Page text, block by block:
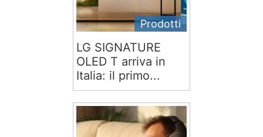
Prodotti
LG SIGNATURE
OLED T arriva in
Italia: il primo...